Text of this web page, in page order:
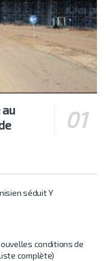
séduit Y
conditions de
complète)